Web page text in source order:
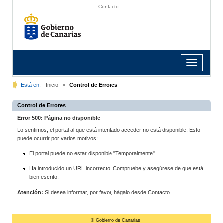
Contacto
Toggle
navigation
Está en: Inicio > Control de Errores
Control de Errores
Error 500: Página no disponible
Lo sentimos, el portal al que está intentado acceder no está disponible. Esto
puede ocurrir por varios motivos:
El portal puede no estar disponible "Temporalmente".
Ha introducido un URL incorrecto. Compruebe y asegúrese de que está
bien escrito.
Atención: Si desea informar, por favor, hágalo desde Contacto.
© Gobierno de Canarias